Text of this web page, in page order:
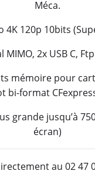
Méca.
4K 120p 10bits
MIMO, 2x USB C,
mémoire pour
bi-format
grande jusqu’à
écran)
au 02 47